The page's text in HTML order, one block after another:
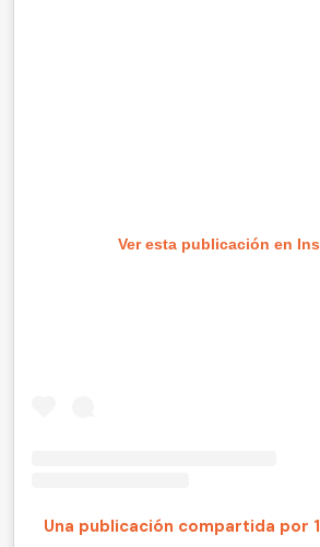
Ver esta publicación en
Una publicación compartida por